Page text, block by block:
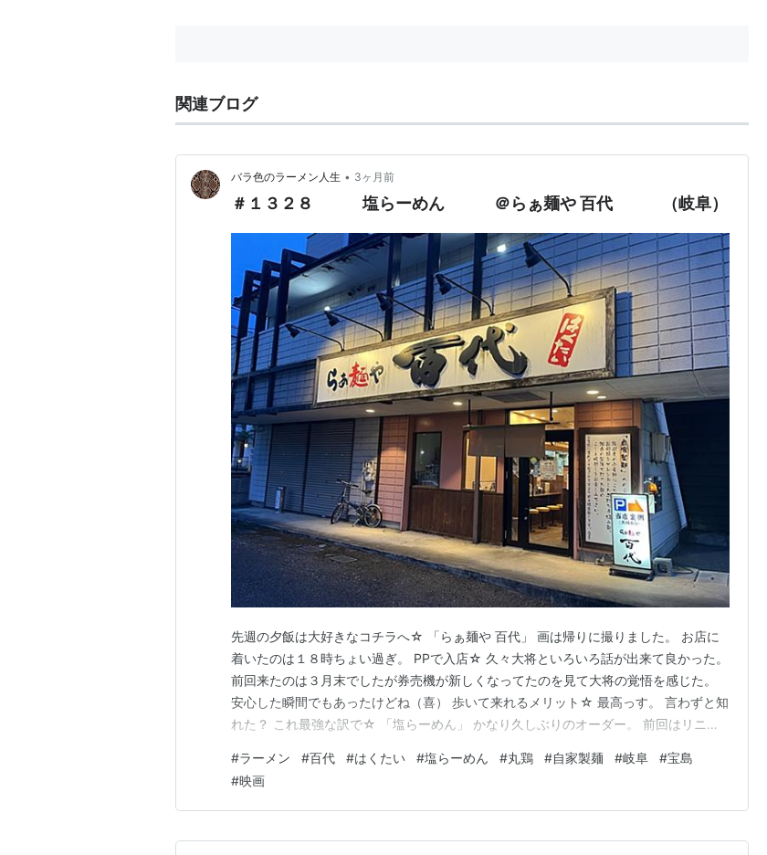
関連ブログ
バラ色のラーメン人生 • 3ヶ月前
＃１３２８ 塩らーめん ＠らぁ麺や 百代 （岐阜）
先週の夕飯は大好きなコチラへ☆ 「らぁ麺や 百代」 画は帰りに撮りました。 お店に
着いたのは１８時ちょい過ぎ。 PPで入店☆ 久々大将といろいろ話が出来て良かった。
前回来たのは３月末でしたが券売機が新しくなってたのを見て大将の覚悟を感じた。
安心した瞬間でもあったけどね（喜） 歩いて来れるメリット☆ 最高っす。 言わずと知
れた？ これ最強な訳で☆ 「塩らーめん」 かなり久しぶりのオーダー。 前回はリニュ
だきましたが。 現在はリニューアル前に戻っていますｗｗ リニューアル後もなかなか
好きでしたのでなかなかいけずｗｗｗ…
#ラーメン #百代 #はくたい #塩らーめん #丸鶏 #自家製麺 #岐阜 #宝島
#映画